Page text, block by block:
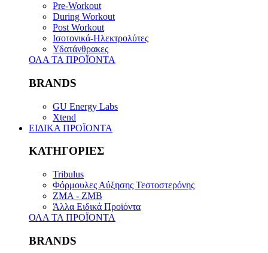
Pre-Workout
During Workout
Post Workout
Ισοτονικά-Ηλεκτρολύτες
Υδατάνθρακες
ΟΛΑ ΤΑ ΠΡΟΪΟΝΤΑ
BRANDS
GU Energy Labs
Xtend
ΕΙΔΙΚΑ ΠΡΟΪΟΝΤΑ
ΚΑΤΗΓΟΡΙΕΣ
Tribulus
Φόρμουλες Αύξησης Τεστοστερόνης
ZMA - ZMB
Άλλα Ειδικά Προϊόντα
ΟΛΑ ΤΑ ΠΡΟΪΟΝΤΑ
BRANDS